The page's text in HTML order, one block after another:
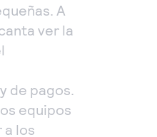
A
ver la
de pagos.
equipos
a los